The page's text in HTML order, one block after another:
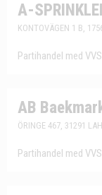
A-
KONTOVÄGEN 1 B,
Partihandel med
AB
ÖRINGE 467, 31291
Partihandel med